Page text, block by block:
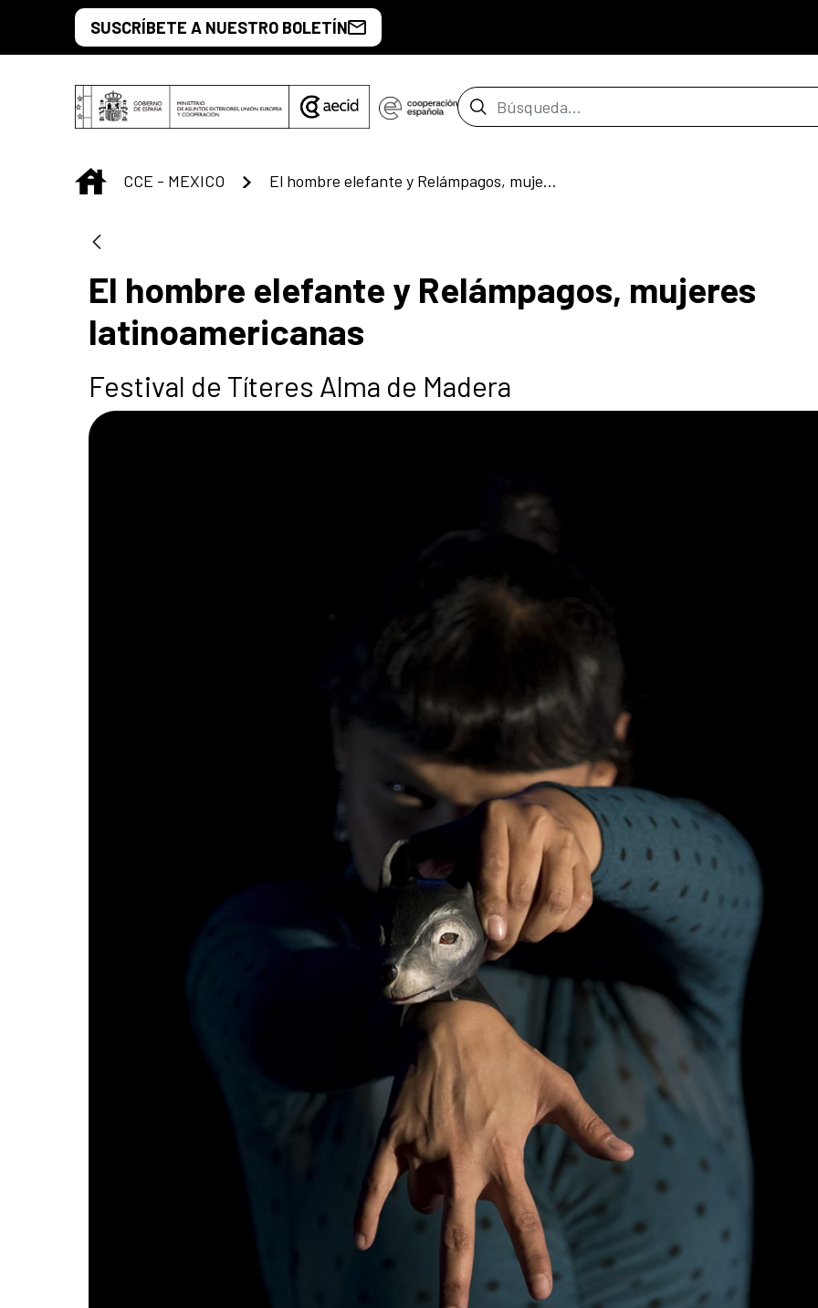
Saltar al contenido principal
SUSCRÍBETE A NUESTRO BOLETÍN
Barra de búsqueda
INICIO
CCE - MEXICO El hombre elefante y Relámpagos, mujeres latinoamericanas
El hombre elefante y Relámpagos, mujeres
latinoamericanas
Festival de Títeres Alma de Madera